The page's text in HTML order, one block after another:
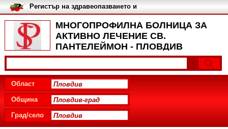
МНОГОПРОФИЛНА БОЛНИЦА ЗА
АКТИВНО ЛЕЧЕНИЕ СВ.
ПАНТЕЛЕЙМОН - ПЛОВДИВ
ЕООД, Град Пловдив - Кабинети
Регистър на здравеопазването и
медицинските заведения в
България
Област
Община
Град/село